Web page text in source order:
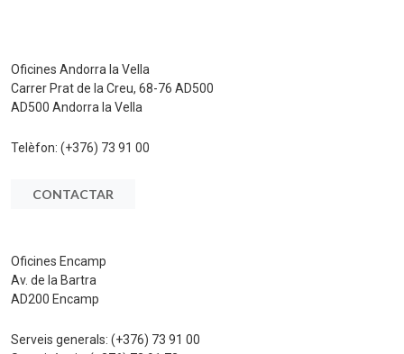
Oficines Andorra la Vella
Carrer Prat de la Creu, 68-76 AD500
AD500 Andorra la Vella
Telèfon: (+376) 73 91 00
CONTACTAR
Oficines Encamp
Av. de la Bartra
AD200 Encamp
Serveis generals: (+376) 73 91 00